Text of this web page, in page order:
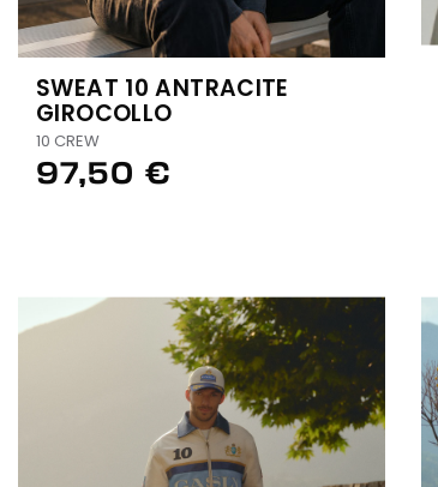
SWEAT 10 ANTRACITE
GIROCOLLO
10 CREW
97,50 €